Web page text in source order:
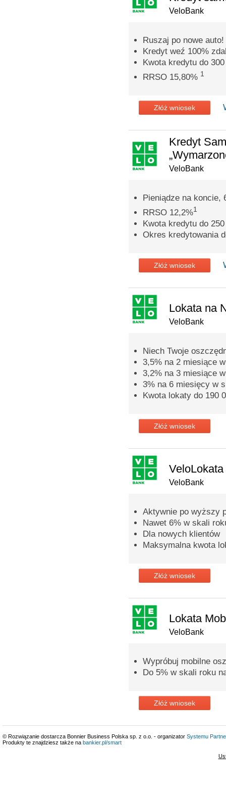
VeloBank
Ruszaj po nowe auto!
Kredyt weź 100%
Kwota kredytu do 300
RRSO 15,80% 1
Złóż wniosek
Kredyt
VeloBank
Pieniądze na koncie,
RRSO 12,2%1
Kwota kredytu do 250
Okres kredytowania
Złóż wniosek
Lokata na
VeloBank
Niech Twoje
3,5% na 2 miesiące
3,2% na 3 miesiące
3% na 6 miesięcy w
Kwota lokaty do 190
Złóż wniosek
VeloBank
Aktywnie po wyższy
Nawet 6% w skali
Dla nowych klientów
Maksymalna kwota
Złóż wniosek
Lokata
VeloBank
Wypróbuj mobilne
Do 5% w skali roku
Złóż wniosek
© Rozwiązanie dostarcza Bonnier Business Polska sp. z o.o. - organizator Systemu
Produkty te znajdziesz także na bankier.pl/smart